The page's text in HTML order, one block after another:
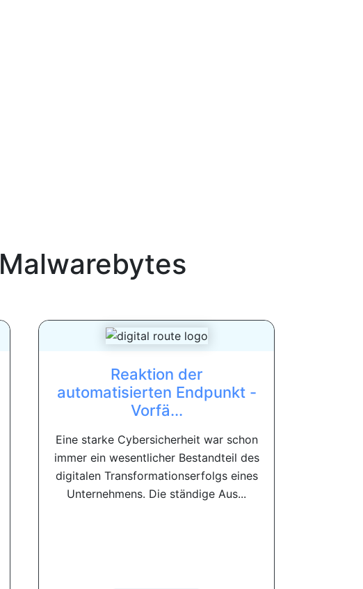
Malwarebytes
Reaktion der
automatisierten Endpunkt -
Vorfä...
Eine starke Cybersicherheit war schon
immer ein wesentlicher Bestandteil des
digitalen Transformationserfolgs eines
Unternehmens. Die ständige Aus...